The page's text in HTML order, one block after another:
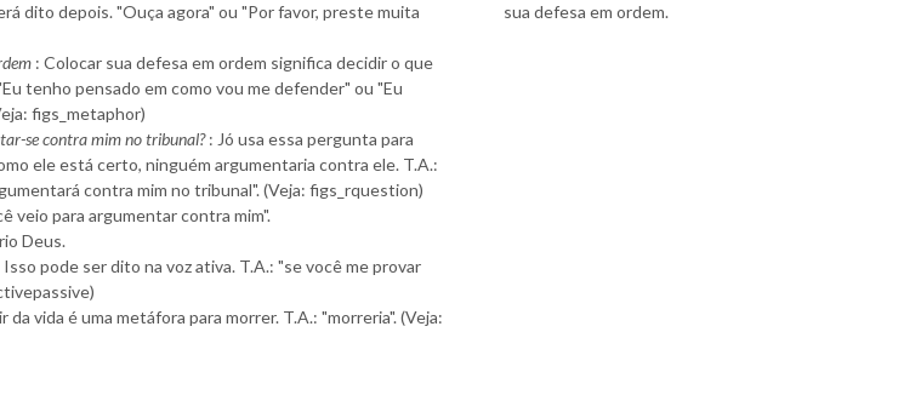
dito depois. "Ouça agora" ou "Por favor, preste muita
: Colocar sua defesa em ordem significa decidir o que
tenho pensado em como vou me defender" ou "Eu
figs_metaphor)
se contra mim no tribunal?: Jó usa essa pergunta para
ele está certo, ninguém argumentaria contra ele. T.A.:
contra mim no tribunal". (Veja: figs_rquestion)
veio para argumentar contra mim".
Deus.
Isso pode ser dito na voz ativa. T.A.: "se você me provar
da vida é uma metáfora para morrer. T.A.: "morreria". (Veja:
sua defesa em ordem.